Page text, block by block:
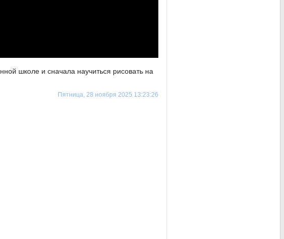
школе и сначала научиться рисовать на
Пятница, 28 ноября 2025 13:23:26